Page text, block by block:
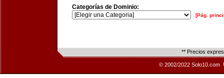
Categorías de Dominio:
[Pág.
** Precios
© 2002/2022 Solo10.com